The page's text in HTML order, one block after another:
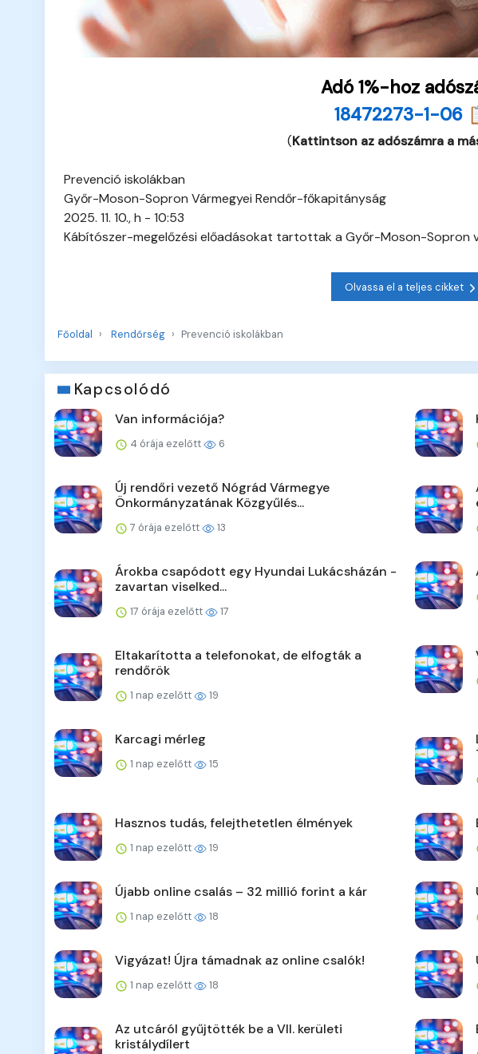
Adó 1%-hoz
18472273-1-06
(Kattintson az adószámra a
Prevenció iskolákban
Győr-Moson-Sopron Vármegyei Rendőr-főkapitányság
2025. 11. 10., h - 10:53
Kábítószer-megelőzési előadásokat tartottak a Győr-Moson-Sopron
Olvassa el a teljes cikket
Főoldal Rendőrség Prevenció iskolákban
Kapcsolódó
Van információja?
4 órája ezelőtt 6
Új rendőri vezető Nógrád Vármegye
Önkormányzatának Közgyűlés...
7 órája ezelőtt 13
Árokba csapódott egy Hyundai Lukácsházán -
zavartan viselked...
17 órája ezelőtt 17
Eltakarította a telefonokat, de elfogták a
rendőrök
1 nap ezelőtt 19
Karcagi mérleg
1 nap ezelőtt 15
Hasznos tudás, felejthetetlen élmények
1 nap ezelőtt 19
Újabb online csalás – 32 millió forint a kár
1 nap ezelőtt 18
Vigyázat! Újra támadnak az online csalók!
1 nap ezelőtt 18
Az utcáról gyűjtötték be a VII. kerületi
kristálydílert